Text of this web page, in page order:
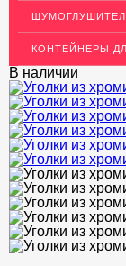
Декоративный
РАСКЛАДКА,
ПОТОЛКИ
АКЦИИ
НЕДОРОГОЙ
КОНТЕЙНЕРЫ
В наличии